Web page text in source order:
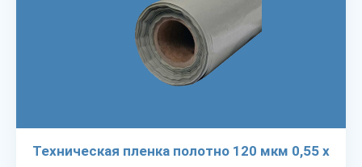
Техническая пленка полотно 120 мкм 0,55 х